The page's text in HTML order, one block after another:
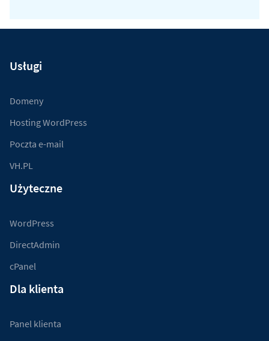
Usługi
Domeny
Hosting WordPress
Poczta e-mail
VH.PL
Użyteczne
WordPress
DirectAdmin
cPanel
Dla klienta
Panel klienta